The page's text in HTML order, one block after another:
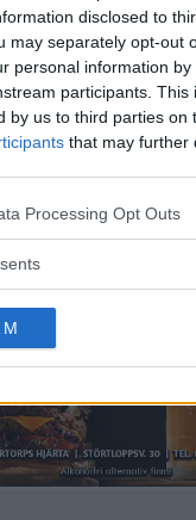
disclosed to
may separately opt-out
personal information
participants.
by us to third parties on
that may further
this website/app uses
visit or usage
below specified
Processing Opt Outs
vid
skadad
fick polisen